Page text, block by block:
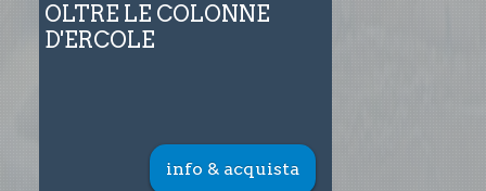
OLTRE LE COLONNE
D'ERCOLE
info & acquista